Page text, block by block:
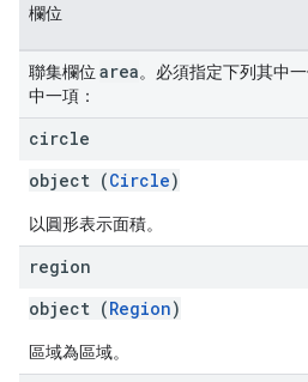
欄位
聯集欄位 area。必須指定下列其中一
中一項：
circle
object (Circle)
以圓形表示面積。
region
object (Region)
區域為區域。